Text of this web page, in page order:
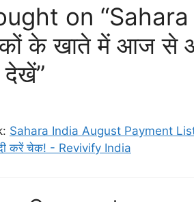
on “Sahara
के खाते में आज से
देखें”
Sahara India August Payment List:
करें चेक! - Revivify India